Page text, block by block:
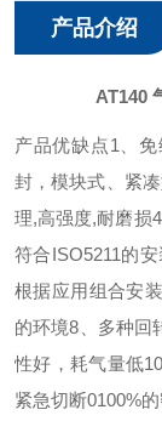
产品介绍
AT140
产品优缺点1、
封，模块式、紧
理,高强度,耐磨损
符合ISO5211的
根据应用组合安
的环境8、多种回
性好，耗气量低
紧急切断0100%